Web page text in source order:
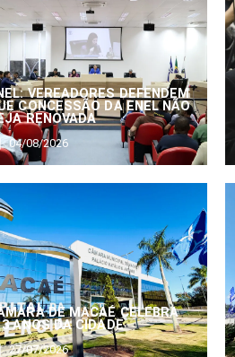
VEREADORES DEFENDEM
CONCESSÃO DA ENEL NÃO
RENOVADA
04/08/2026
DE MACAÉ CELEBRA
ANOS DA CIDADE
27/07/2026